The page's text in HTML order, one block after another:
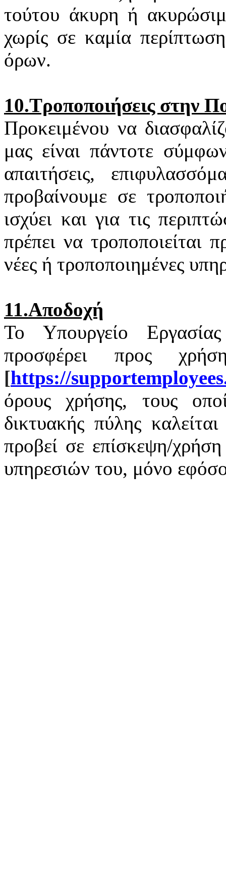
τούτου άκυρη ή
χωρίς σε καμία
όρων.
10.Τροποποιήσεις στην
Προκειμένου να
μας είναι πάντοτε
απαιτήσεις,
προβαίνουμε σε
ισχύει και για τις
πρέπει να τροποποιείται
νέες ή τροποποιημένες
11.Αποδοχή
Το Υπουργείο
προσφέρει προς
[https://supportemployees
όρους χρήσης, τους
δικτυακής πύλης
προβεί σε επίσκεψη/
υπηρεσιών του, μόνο